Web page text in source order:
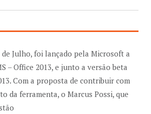
Julho, foi lançado pela Microsoft a
– Office 2013, e junto a versão beta
Com a proposta de contribuir com
da ferramenta, o Marcus Possi, que